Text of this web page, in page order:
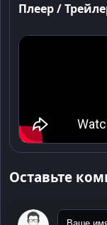
Плеер /
Оставьте